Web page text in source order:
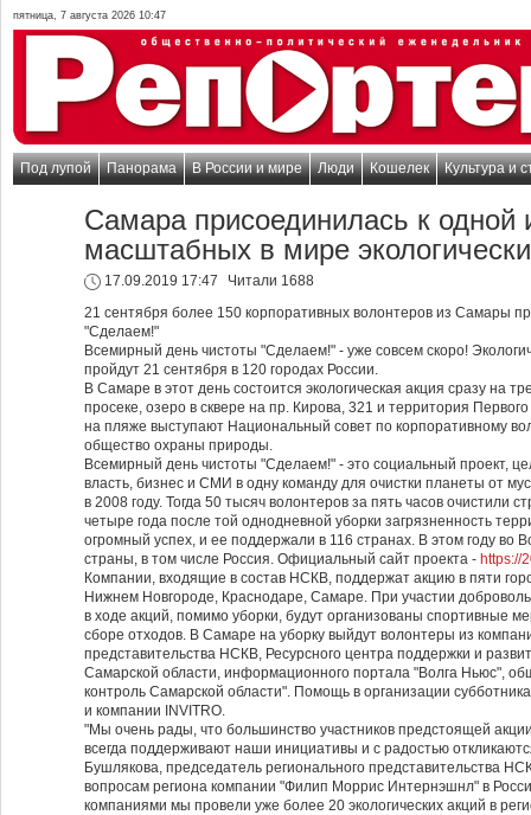
пятница, 7 августа 2026 10:47
Под лупой Панорама В России и мире Люди Кошелек Культура и
Самара присоединилась к одной
масштабных в мире
17.09.2019 17:47
Читали 1688
21 сентября более 150 корпоративных волонтеров из Самары
"Сделаем!"
Всемирный день чистоты "Сделаем!" - уже совсем скоро!
пройдут 21 сентября в 120 городах России.
В Самаре в этот день состоится экологическая акция сразу на
просеке, озеро в сквере на пр. Кирова, 321 и территория
на пляже выступают Национальный совет по корпоративному
общество охраны природы.
Всемирный день чистоты "Сделаем!" - это социальный проект,
власть, бизнес и СМИ в одну команду для очистки планеты от
в 2008 году. Тогда 50 тысяч волонтеров за пять часов очистили
четыре года после той однодневной уборки загрязненность
огромный успех, и ее поддержали в 116 странах. В этом году во
страны, в том числе Россия. Официальный сайт проекта - https://
Компании, входящие в состав НСКВ, поддержат акцию в пяти
Нижнем Новгороде, Краснодаре, Самаре. При участии
в ходе акций, помимо уборки, будут организованы спортивные
сборе отходов. В Самаре на уборку выйдут волонтеры из
представительства НСКВ, Ресурсного центра поддержки и
Самарской области, информационного портала "Волга Ньюс",
контроль Самарской области". Помощь в организации
и компании INVITRO.
"Мы очень рады, что большинство участников предстоящей
всегда поддерживают наши инициативы и с радостью
Бушлякова, председатель регионального представительства
вопросам региона компании "Филип Моррис Интернэшнл" в
компаниями мы провели уже более 20 экологических акций в